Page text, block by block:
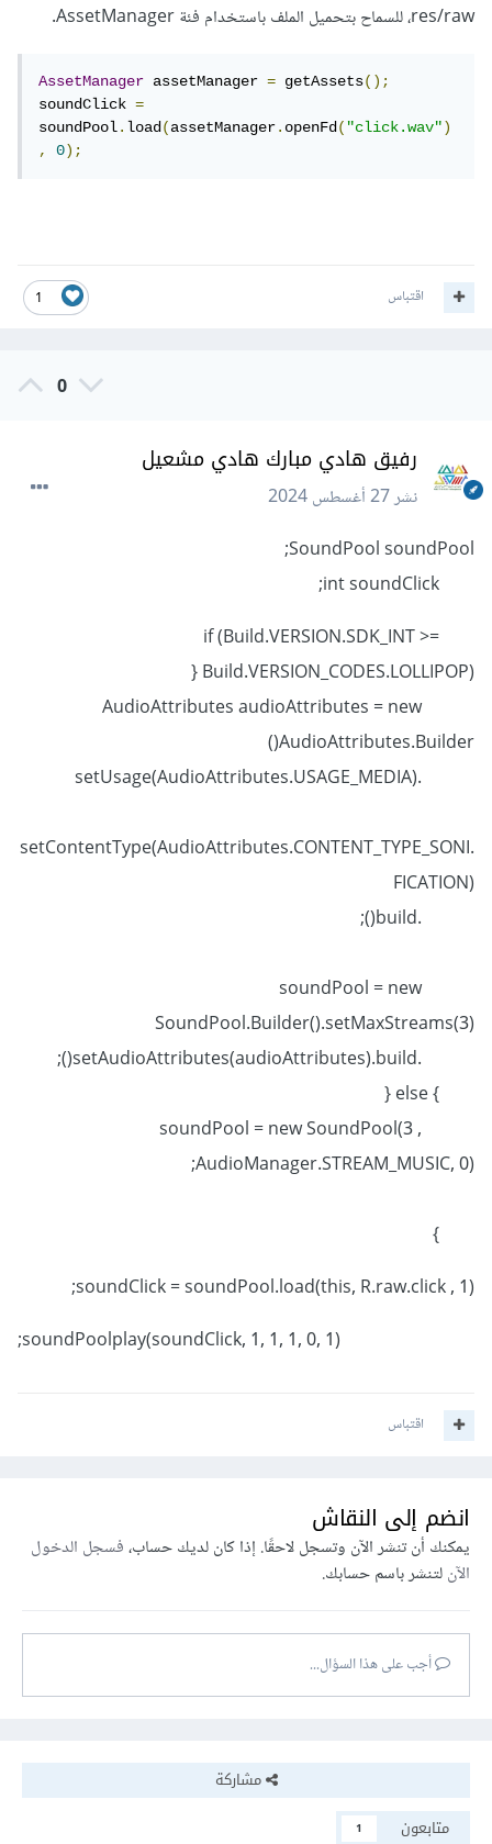
res/raw، للسماح بتحميل الملف باستخدام فئة AssetManager.
AssetManager assetManager = getAssets();
soundClick =
soundPool.load(assetManager.openFd("click.wav")
,
0);
1 اقتباس
0
رفيق هادي مبارك هادي مشعيل
نشر27 أغسطس 2024
SoundPool soundPool;
if (Build.VERSION.SDK_INT >=
Build.VERSION_CODES.LOLLIPOP) {
AudioAttributes audioAttributes = new
AudioAttributes.Builder()
.setContentType(AudioAttributes.CONTENT_TYPE_SONI
FICATION)
soundPool = new
SoundPool.Builder().setMaxStreams(3)
} else {
soundPool = new SoundPool(3 ,
AudioManager.STREAM_MUSIC, 0);
}
soundClick = soundPool.load(this, R.raw.click , 1);
اقتباس
انضم إلى النقاش
يمكنك أن تنشر الآن وتسجل لاحقًا. إذا كان لديك حساب،فسجل الدخول
الآنلتنشر باسم حسابك.
أجب على هذا السؤال...
مشاركة
متابعون
1